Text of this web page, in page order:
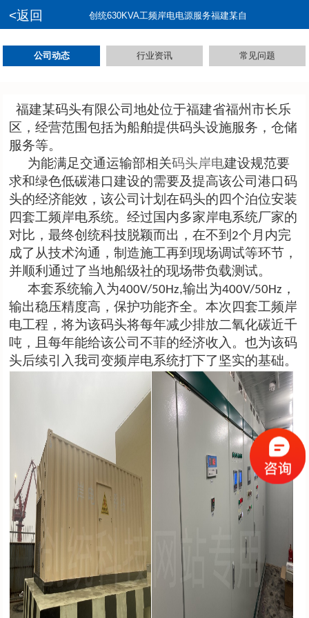
<返回 创统630KVA工频岸电电源服务福建某自
公司动态 行业资讯 常见问题
福建某码头有限公司地处位于福建省福州市长乐
区，经营范围包括为船舶提供码头设施服务，仓储
服务等。
为能满足交通运输部相关码头岸电建设规范要
求和绿色低碳港口建设的需要及提高该公司港口码
头的经济能效，该公司计划在码头的四个泊位安装
四套工频岸电系统。经过国内多家岸电系统厂家的
对比，最终创统科技脱颖而出，在不到 2个月内完
成了从技术沟通，制造施工再到现场调试等环节，
并顺利通过了当地船级社的现场带负载测试。
本套系统输入为400V/50Hz,输出为400V/50Hz ，
输出稳压精度高，保护功能齐全。本次四套工频岸
电工程，将为该码头将每年减少排放二氧化碳近千
吨，且每年能给该公司不菲的经济收入。也为该码
头后续引入我司变频岸电系统打下了坚实的基础。